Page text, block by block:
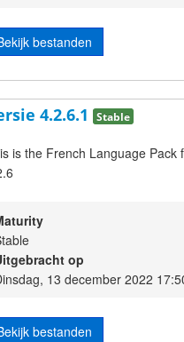
bestanden
4.2.6.1 Stable
is the French Language Pack
op
13 december 2022
bestanden